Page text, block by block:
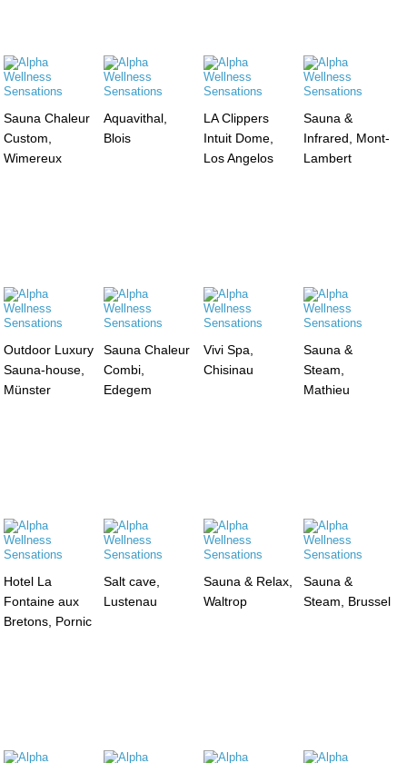
Sauna Chaleur
Custom,
Wimereux
Aquavithal,
Blois
LA Clippers
Intuit Dome,
Los Angelos
Sauna &
Infrared, Mont-
Lambert
Outdoor Luxury
Sauna-house,
Münster
Sauna Chaleur
Combi,
Edegem
Vivi Spa,
Chisinau
Sauna &
Steam,
Mathieu
Hotel La
Fontaine aux
Bretons, Pornic
Salt cave,
Lustenau
Sauna & Relax,
Waltrop
Sauna &
Steam, Brussel